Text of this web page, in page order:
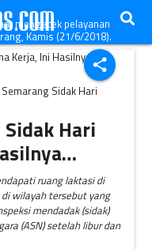
share
mengecek pelayanan
Kamis (21/6/2018).
Sidak Hari
Hari
ruang laktasi di
wilayah tersebut yang
mendadak (sidak)
(ASN) setelah libur dan